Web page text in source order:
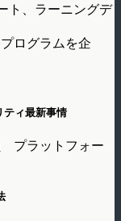
ト、ラーニングデ
ログラムを企
ィ最新事情
プラットフォー